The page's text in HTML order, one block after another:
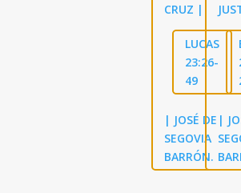
CRUZ |
LUCAS
23:26-
49
| JOSÉ DE
SEGOVIA
BARRÓN.
|